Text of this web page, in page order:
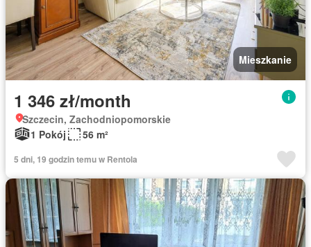
Mieszkanie
1 346 zł/month
Szczecin, Zachodniopomorskie
1 Pokój
56 m²
5 dni, 19 godzin temu w Rentola